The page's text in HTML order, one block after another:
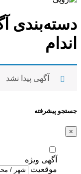
دسته‌بندی
اندام
آگهی پیدا نشد
جستجو پیشرفته
×
آگهی ویژه
موقعیت